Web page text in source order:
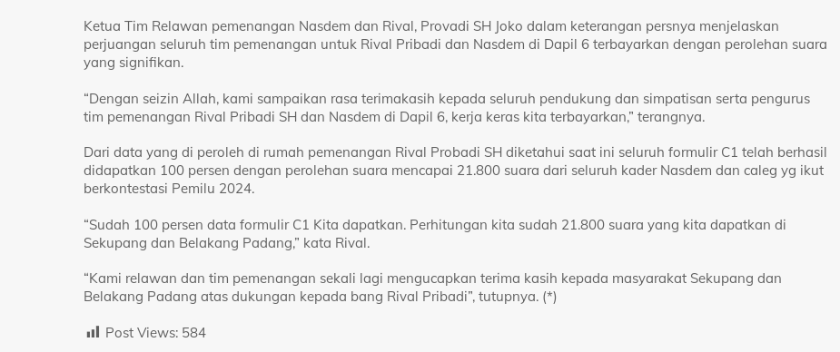
Ketua Tim Relawan pemenangan Nasdem dan Rival, Provadi SH Joko dalam keterangan persnya menjelaskan
perjuangan seluruh tim pemenangan untuk Rival Pribadi dan Nasdem di Dapil 6 terbayarkan dengan perolehan suara
yang signifikan.
“Dengan seizin Allah, kami sampaikan rasa terimakasih kepada seluruh pendukung dan simpatisan serta pengurus
tim pemenangan Rival Pribadi SH dan Nasdem di Dapil 6, kerja keras kita terbayarkan,” terangnya.
Dari data yang di peroleh di rumah pemenangan Rival Probadi SH diketahui saat ini seluruh formulir C1 telah berhasil
didapatkan 100 persen dengan perolehan suara mencapai 21.800 suara dari seluruh kader Nasdem dan caleg yg ikut
berkontestasi Pemilu 2024.
“Sudah 100 persen data formulir C1 Kita dapatkan. Perhitungan kita sudah 21.800 suara yang kita dapatkan di
Sekupang dan Belakang Padang,” kata Rival.
“Kami relawan dan tim pemenangan sekali lagi mengucapkan terima kasih kepada masyarakat Sekupang dan
Belakang Padang atas dukungan kepada bang Rival Pribadi”, tutupnya. (*)
Post Views: 584